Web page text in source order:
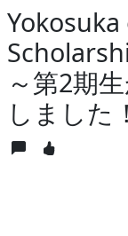
～第2期
しました